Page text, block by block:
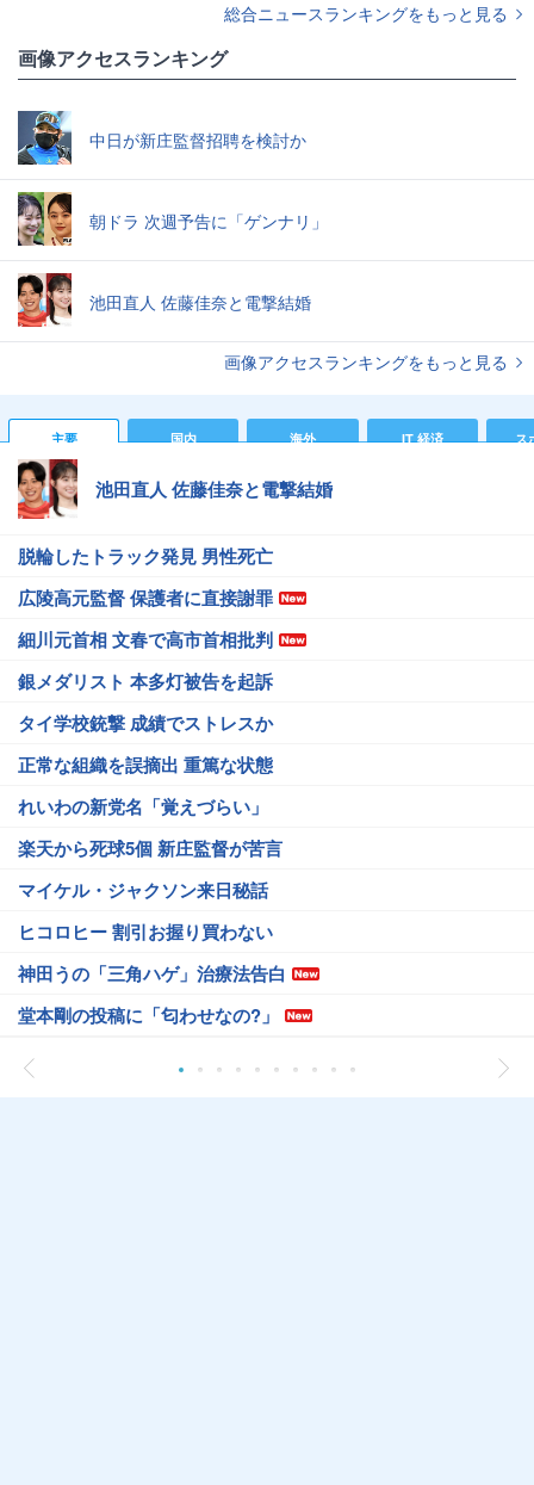
総合ニュースランキングをもっと見る
画像アクセスランキング
中日が新庄監督招聘を検討か
朝ドラ 次週予告に「ゲンナリ」
池田直人 佐藤佳奈と電撃結婚
画像アクセスランキングをもっと見る
主要 国内 海外 IT 経済 ス
池田直人 佐藤佳奈と電撃結婚
脱輪したトラック発見 男性死亡
広陵高元監督 保護者に直接謝罪
細川元首相 文春で高市首相批判
銀メダリスト 本多灯被告を起訴
タイ学校銃撃 成績でストレスか
正常な組織を誤摘出 重篤な状態
れいわの新党名「覚えづらい」
楽天から死球5個 新庄監督が苦言
マイケル・ジャクソン来日秘話
ヒコロヒー 割引お握り買わない
神田うの「三角ハゲ」治療法告白
堂本剛の投稿に「匂わせなの?」